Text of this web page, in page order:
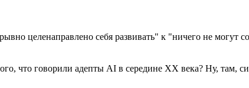
целенаправлено себя развивать" к "ничего не могут
что говорили адепты AI в середине XX века? Ну, там,